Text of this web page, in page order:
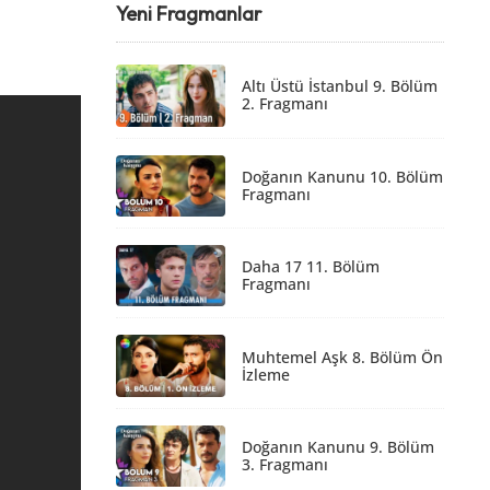
Yeni Fragmanlar
Altı Üstü İstanbul 9. Bölüm
2. Fragmanı
Doğanın Kanunu 10. Bölüm
Fragmanı
Daha 17 11. Bölüm
Fragmanı
Muhtemel Aşk 8. Bölüm Ön
İzleme
Doğanın Kanunu 9. Bölüm
3. Fragmanı